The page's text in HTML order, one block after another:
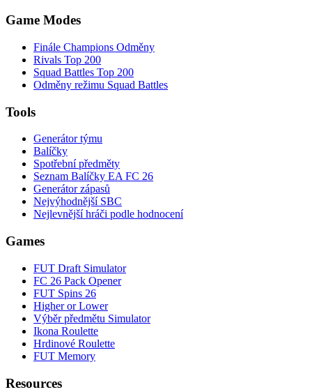
Game Modes
Finále Champions Odměny
Rivals Top 200
Squad Battles Top 200
Odměny režimu Squad Battles
Tools
Generátor týmu
Balíčky
Spotřební předměty
Seznam Balíčky EA FC 26
Generátor zápasů
Nejvýhodnější SBC
Nejlevnější hráči podle hodnocení
Games
FUT Draft Simulator
FC 26 Pack Opener
FUT Spins 26
Higher or Lower
Výběr předmětu Simulator
Ikona Roulette
Hrdinové Roulette
FUT Memory
Resources